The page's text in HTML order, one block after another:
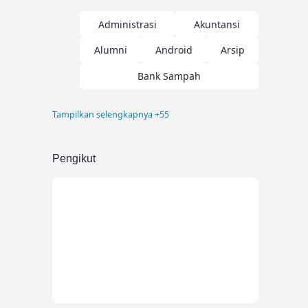
Administrasi
Akuntansi
Alumni
Android
Arsip
Bank Sampah
Blogger
Tampilkan selengkapnya +55
Pengikut